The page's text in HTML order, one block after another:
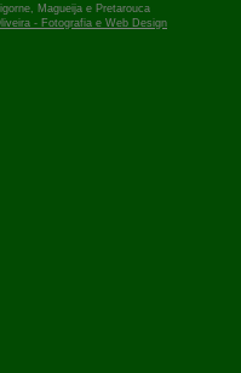
de Bigorne, Magueija e Pretarouca
- Fotografia e Web Design